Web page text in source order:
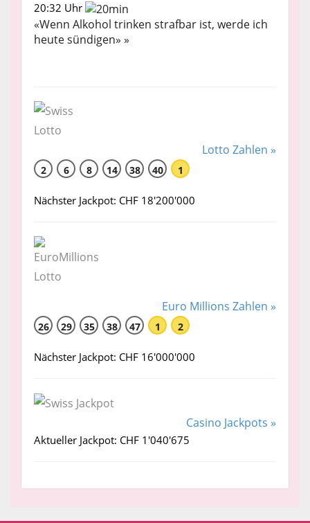
20:32 Uhr
«Wenn Alkohol trinken strafbar ist, werde ich
heute sündigen» »
Lotto Zahlen »
2 6 8 14 38 40 1
Nächster Jackpot: CHF 18'200'000
Euro Millions Zahlen »
26 29 35 38 47 1 2
Nächster Jackpot: CHF 16'000'000
Casino Jackpots »
Aktueller Jackpot: CHF 1'040'675